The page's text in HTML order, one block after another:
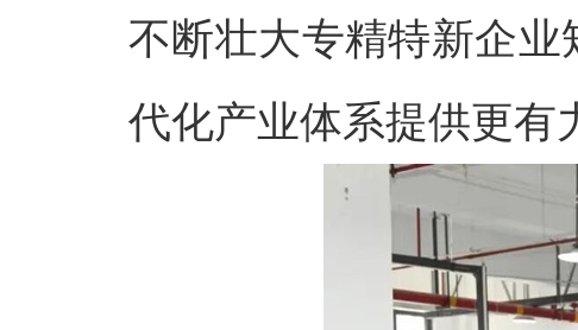
不断壮大专精特新企
代化产业体系提供更有